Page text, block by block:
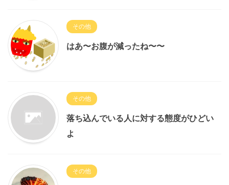
その他
はあ〜お腹が減ったね〜〜
その他
落ち込んでいる人に対する態度がひどい
よ
その他